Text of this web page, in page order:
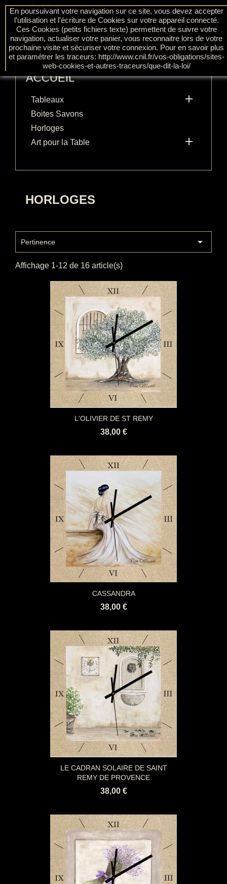
 shopping_cart (0)

ACCUEIL
Tableaux 
Boites Savons
Horloges
Art pour la Table

HORLOGES
Pertinence 
Affichage 1-12 de 16 article(s)
L'OLIVIER DE ST REMY
38,00 €
CASSANDRA
38,00 €
LE CADRAN SOLAIRE DE SAINT
REMY DE PROVENCE
38,00 €
En poursuivant votre navigation sur ce site, vous devez accepter
l’utilisation et l'écriture de Cookies sur votre appareil connecté.
Ces Cookies (petits fichiers texte) permettent de suivre votre
navigation, actualiser votre panier, vous reconnaitre lors de votre
prochaine visite et sécuriser votre connexion. Pour en savoir plus
et paramétrer les traceurs: http://www.cnil.fr/vos-obligations/sites-
web-cookies-et-autres-traceurs/que-dit-la-loi/